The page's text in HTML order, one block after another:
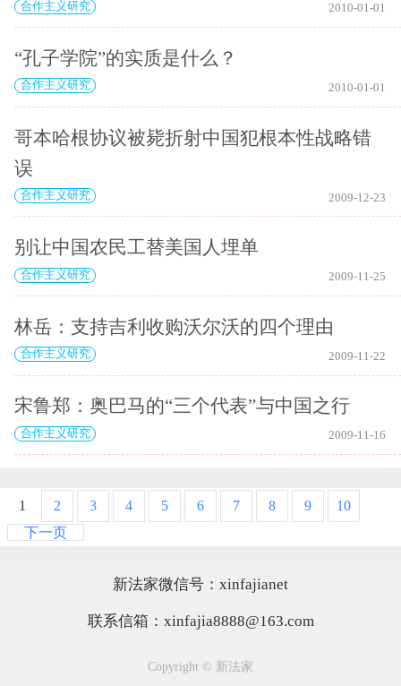
合作主义研究 2010-01-01
“孔子学院”的实质是什么？
合作主义研究 2010-01-01
哥本哈根协议被毙折射中国犯根本性战略错
误
合作主义研究 2009-12-23
别让中国农民工替美国人埋单
合作主义研究 2009-11-25
林岳：支持吉利收购沃尔沃的四个理由
合作主义研究 2009-11-22
宋鲁郑：奥巴马的“三个代表”与中国之行
合作主义研究 2009-11-16
1 2 3 4 5 6 7 8 9
10
下一页
新法家微信号：xinfajianet
联系信箱：xinfajia8888@163.com
Copyright © 新法家